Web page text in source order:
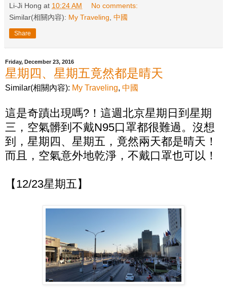
Li-Ji Hong at 10:24 AM
No comments:
Similar(相關內容): My Traveling 中國
Share
Friday, December 23, 2016
星期四、星期五竟然都是晴天
Similar(相關內容): My Traveling, 中國
這是奇蹟出現嗎?！這週北京星期日到星期
三，空氣髒到不戴N95口罩都很難過。沒想
到，星期四、星期五，竟然兩天都是晴天！
而且，空氣意外地乾淨，不戴口罩也可以！
【12/23星期五】